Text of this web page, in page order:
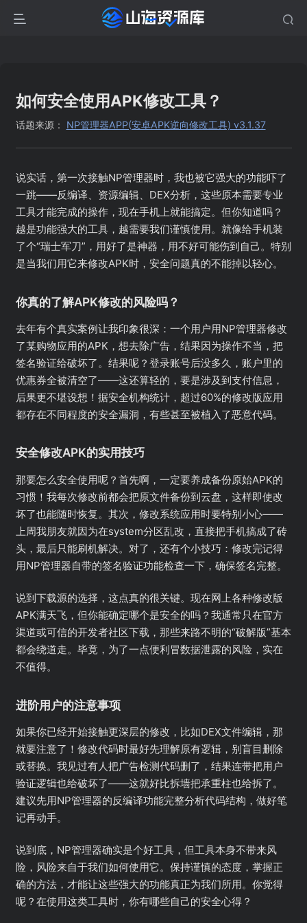
如何安全使用APK修改工具？
话题来源： NP管理器APP(安卓APK逆向修改工具) v3.1.37
说实话，第一次接触NP管理器时，我也被它强大的功能吓了
一跳——反编译、资源编辑、DEX分析，这些原本需要专业
工具才能完成的操作，现在手机上就能搞定。但你知道吗？
越是功能强大的工具，越需要我们谨慎使用。就像给手机装
了个“瑞士军刀”，用好了是神器，用不好可能伤到自己。特别
是当我们用它来修改APK时，安全问题真的不能掉以轻心。
你真的了解APK修改的风险吗？
去年有个真实案例让我印象很深：一个用户用NP管理器修改
了某购物应用的APK，想去除广告，结果因为操作不当，把
签名验证给破坏了。结果呢？登录账号后没多久，账户里的
优惠券全被清空了——这还算轻的，要是涉及到支付信息，
后果更不堪设想！据安全机构统计，超过60%的修改版应用
都存在不同程度的安全漏洞，有些甚至被植入了恶意代码。
安全修改APK的实用技巧
那要怎么安全使用呢？首先啊，一定要养成备份原始APK的
习惯！我每次修改前都会把原文件备份到云盘，这样即使改
坏了也能随时恢复。其次，修改系统应用时要特别小心——
上周我朋友就因为在system分区乱改，直接把手机搞成了砖
头，最后只能刷机解决。对了，还有个小技巧：修改完记得
用NP管理器自带的签名验证功能检查一下，确保签名完整。
说到下载源的选择，这点真的很关键。现在网上各种修改版
APK满天飞，但你能确定哪个是安全的吗？我通常只在官方
渠道或可信的开发者社区下载，那些来路不明的“破解版”基本
都会绕道走。毕竟，为了一点便利冒数据泄露的风险，实在
不值得。
进阶用户的注意事项
如果你已经开始接触更深层的修改，比如DEX文件编辑，那
就要注意了！修改代码时最好先理解原有逻辑，别盲目删除
或替换。我见过有人把广告检测代码删了，结果连带把用户
验证逻辑也给破坏了——这就好比拆墙把承重柱也给拆了。
建议先用NP管理器的反编译功能完整分析代码结构，做好笔
记再动手。
说到底，NP管理器确实是个好工具，但工具本身不带来风
险，风险来自于我们如何使用它。保持谨慎的态度，掌握正
确的方法，才能让这些强大的功能真正为我们所用。你觉得
呢？在使用这类工具时，你有哪些自己的安全心得？